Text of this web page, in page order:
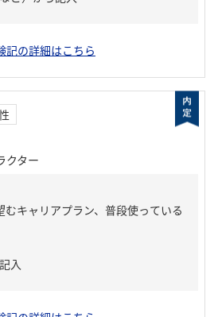
記の詳細はこちら
クター
キャリアプラン、普段使っている
入